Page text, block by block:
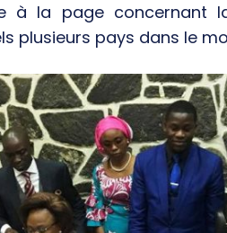
à la page concernant
plusieurs pays dans le